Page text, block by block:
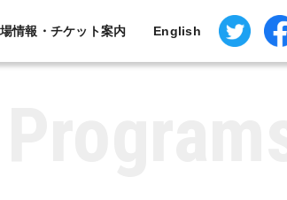
情報・チケット案内 English